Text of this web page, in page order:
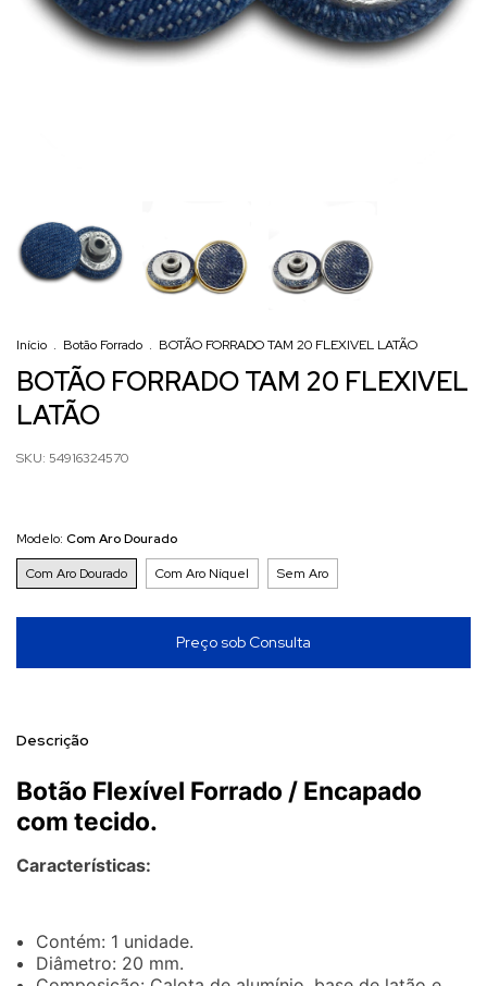
Início . Botão Forrado . BOTÃO FORRADO TAM 20 FLEXIVEL LATÃO
BOTÃO FORRADO TAM 20 FLEXIVEL
LATÃO
SKU: 54916324570
Modelo: Com Aro Dourado
Com Aro Dourado
Com Aro Níquel Sem Aro
Descrição
Botão Flexível Forrado / Encapado
com tecido.
Características:
Contém: 1 unidade.
Diâmetro: 20 mm.